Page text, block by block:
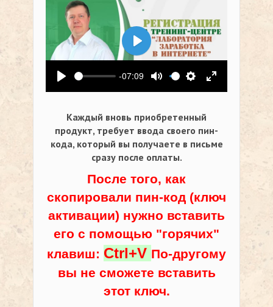
Воспроизвести
-07:09
Выключить звук
Настройки
На весь
Воспроизвести
Каждый вновь приобретенный
продукт, требует ввода своего пин-
кода, который вы получаете в письме
сразу после оплаты.
После того, как
скопировали пин-код (ключ
активации) нужно вставить
его с помощью "горячих"
клавиш: Ctrl+V По-другому
вы не сможете вставить
этот ключ.